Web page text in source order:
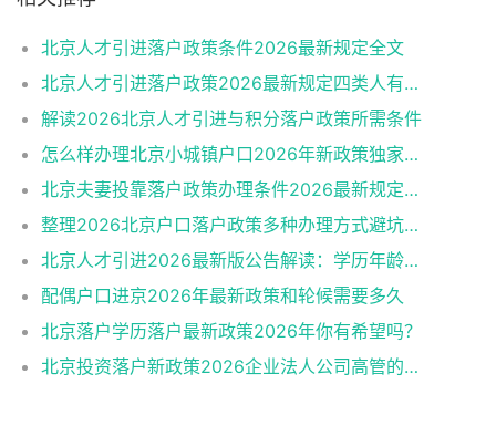
北京人才引进落户政策条件2026最新规定全文
北京人才引进落户政策2026最新规定四类人有资格
解读2026北京人才引进与积分落户政策所需条件
怎么样办理北京小城镇户口2026年新政策独家解读
北京夫妻投靠落户政策办理条件2026最新规定消息
整理2026北京户口落户政策多种办理方式避坑指南
北京人才引进2026最新版公告解读：学历年龄是门槛
配偶户口进京2026年最新政策和轮候需要多久
北京落户学历落户最新政策2026年你有希望吗？
北京投资落户新政策2026企业法人公司高管的福音